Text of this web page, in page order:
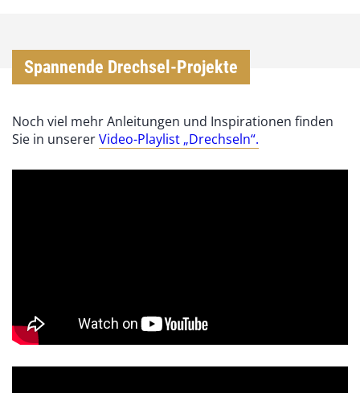
Spannende Drechsel-Projekte
Noch viel mehr Anleitungen und Inspirationen finden
Sie in unsererVideo-Playlist „Drechseln“.